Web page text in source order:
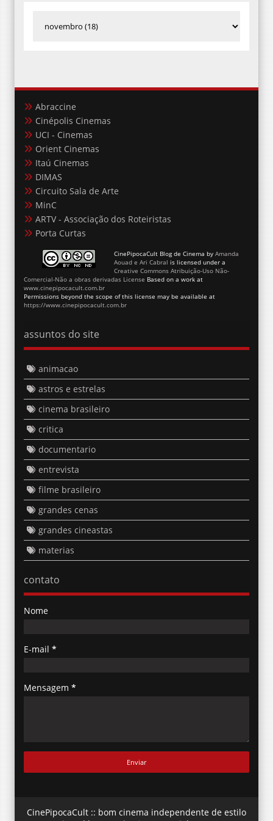
Abraccine
Cinépolis Cinemas
UCI - Cinemas
Orient Cinemas
Itaú Cinemas
DIMAS
Circuito Sala de Arte
MinC
ARTV - Associação dos Roteiristas
Porta Curtas
CinePipocaCult Blog de Cinema by Amanda
Aouad e Ari Cabral is licensed under a
Creative Commons Atribuição-Uso Não-
Comercial-Não a obras derivadas License Based on a work at
www.cinepipocacult.com.br
Permissions beyond the scope of this license may be available at
https://www.cinepipocacult.com.br
assuntos do site
animacao
astros e estrelas
cinema brasileiro
critica
documentario
entrevista
filme brasileiro
grandes cenas
grandes cineastas
materias
contato
Nome
E-mail *
Mensagem *
CinePipocaCult :: bom cinema independente de estilo